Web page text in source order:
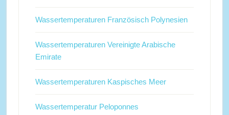
Wassertemperaturen Französisch Polynesien
Wassertemperaturen Vereinigte Arabische
Emirate
Wassertemperaturen Kaspisches Meer
Wassertemperatur Peloponnes